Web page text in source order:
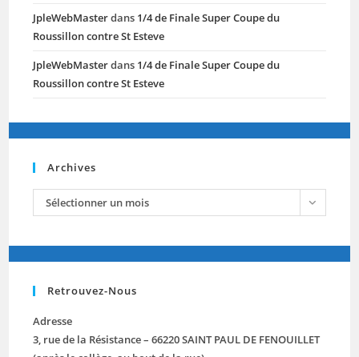
JpleWebMasterdans 1/4 de Finale Super Coupe du
Roussillon contre St Esteve
JpleWebMasterdans 1/4 de Finale Super Coupe du
Roussillon contre St Esteve
Archives
archives
Sélectionner un mois
Retrouvez-Nous
Adresse
3, rue de la Résistance – 66220 SAINT PAUL DE FENOUILLET